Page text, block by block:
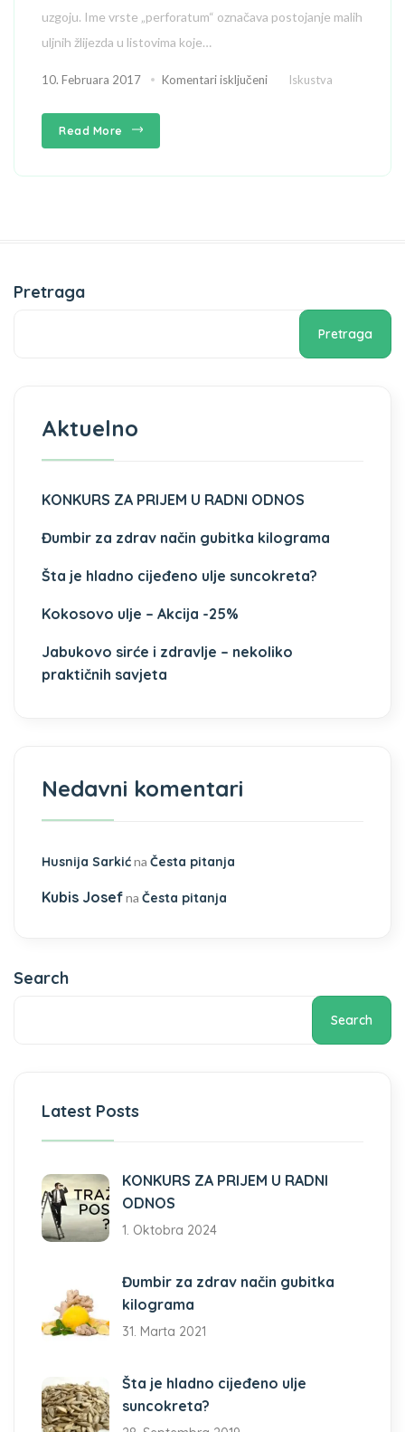
uzgoju. Ime vrste „perforatum“ označava postojanje malih
uljnih žlijezda u listovima koje…
10. Februara 2017 Komentari isključeni Iskustva
Read More
Pretraga
Pretraga
Aktuelno
KONKURS ZA PRIJEM U RADNI ODNOS
Đumbir za zdrav način gubitka kilograma
Šta je hladno cijeđeno ulje suncokreta?
Kokosovo ulje – Akcija -25%
Jabukovo sirće i zdravlje – nekoliko
praktičnih savjeta
Nedavni komentari
Husnija Sarkićna Česta pitanja
Kubis Josefna Česta pitanja
Search
Search
Latest Posts
KONKURS ZA PRIJEM U RADNI
ODNOS
1. Oktobra 2024
Đumbir za zdrav način gubitka
kilograma
31. Marta 2021
Šta je hladno cijeđeno ulje
suncokreta?